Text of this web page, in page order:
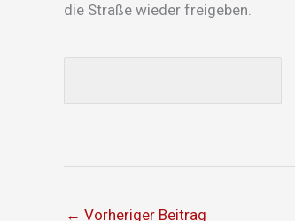
die Straße wieder freigeben.
← Vorheriger Beitrag